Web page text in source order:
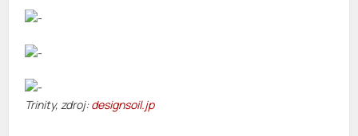
Trinity, zdroj:designsoil.jp